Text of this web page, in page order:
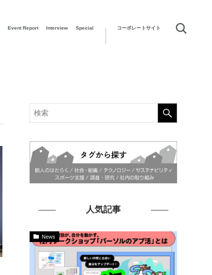
Event Report Interview Special コーポレートサイト
人気記事
News